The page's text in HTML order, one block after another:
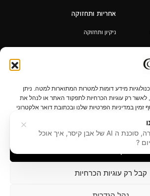
מידע דומות למטרות המתוארות למטה. ניתן
לאשר רק עוגיות הכרחיות לתפקוד האתר או לנהל את
זמין במדיניות הפרטיות שלנו ובכתובת דואר אלקטרוני
קבל רק עוגיות הכרחיות
אחריות ותחזוקה
ניקיון ותחזוקה
אחריות לכל החיים
נגישות קשרי משקיעים
היי, אני קלרה, סוכנת ה AI של אבן קיסר, איך אוכל
?